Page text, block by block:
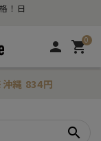
！日
person 0
shopping_cart
縄 834円
search